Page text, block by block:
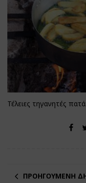
Τέλειες τηγανητές
ΠΡΟΗΓΟΎΜΕΝΗ